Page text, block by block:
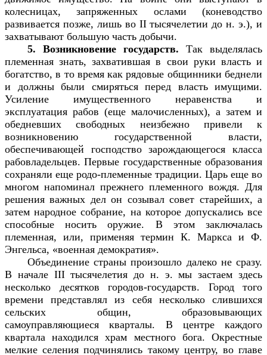
колесницах, запряженных ослами (коневодство
развивается позже, лишь во II тысячелетии до н. э.), и
захватывают большую часть добычи.
5. Возникновение государств. Так выделялась
племенная знать, захватившая в свои руки власть и
богатство, в то время как рядовые общинники беднели
и должны были смиряться перед власть имущими.
Усиление имущественного неравенства и
эксплуатация рабов (еще малочисленных), а затем и
обедневших свободных неизбежно привели к
возникновению государственной власти,
обеспечивающей господство зарождающегося класса
рабовладельцев. Первые государственные образования
сохраняли еще родо-племенные традиции. Царь еще во
многом напоминал прежнего племенного вождя. Для
решения важных дел он созывал совет старейших, а
затем народное собрание, на которое допускались все
способные носить оружие. В этом заключалась
племенная, или, применяя термин К. Маркса и Ф.
Энгельса, «военная демократия».
Объединение страны произошло далеко не сразу.
В начале III тысячелетия до н. э. мы застаем здесь
несколько десятков городов-государств. Город того
времени представлял из себя несколько слившихся
сельских общин, образовывающих
самоуправляющиеся кварталы. В центре каждого
квартала находился храм местного бога. Окрестные
мелкие селения подчинялись такому центру, во главе